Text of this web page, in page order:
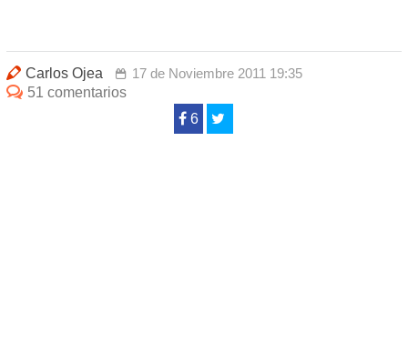
Carlos Ojea
17 de Noviembre 2011 19:35
51 comentarios
6